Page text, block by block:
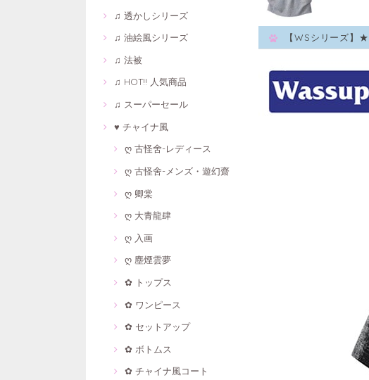
♫ 透かしシリーズ
♫ 油絵風シリーズ
♫ 法被
♫ HOT!! 人気商品
♫ スーパーセール
♥ チャイナ風
ღ 古怪舍-レディース
ღ 古怪舍-メンズ・遊幻齋
ღ 卿棠
ღ 大青龍肆
ღ 入画
ღ 塵煙雲夢
✿ トップス
✿ ワンピース
✿ セットアップ
✿ ボトムス
✿ チャイナ風コート
【WSシリーズ